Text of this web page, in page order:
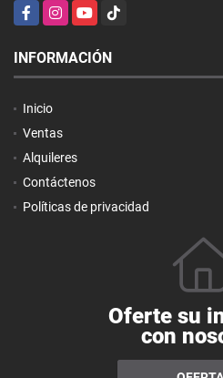
FacebookInstagramYouTubeTikTok
INFORMACIÓN
Inicio
Ventas
Alquileres
Contáctenos
Políticas de privacidad
Oferte su
con